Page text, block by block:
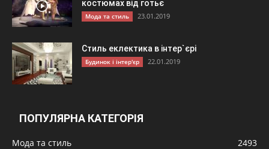
костюмах від готьє
Мода та стиль 23.01.2019
Стиль еклектика в інтер`єрі
Будинок і інтер'єр 22.01.2019
ПОПУЛЯРНА КАТЕГОРІЯ
Мода та стиль
2493